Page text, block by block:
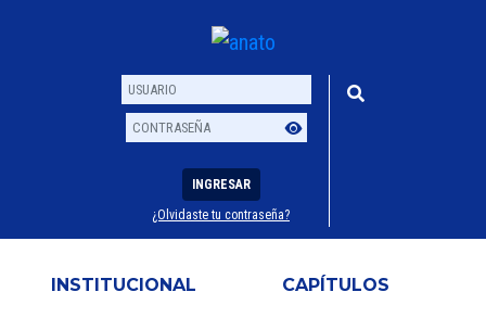
Usuario
Contraseña
INGRESAR
¿Olvidaste tu contraseña?
INSTITUCIONAL CAPÍTULOS